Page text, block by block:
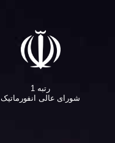
رتبه 1
شورای عالی انفورماتیک